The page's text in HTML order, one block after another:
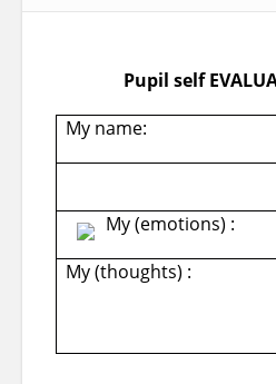
активизировать
речи;
продолжить
совершенствовать
продолжить обучение
Pupil self
My name:
My(emotions) :
My (thoughts) :